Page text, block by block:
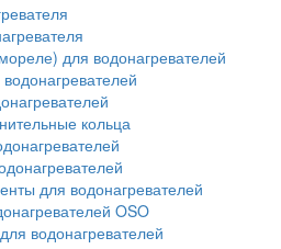
для водонагревателей
кольца
для водонагревателей
OSO
водонагревателей